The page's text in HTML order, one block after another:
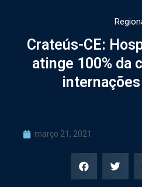
Crateús-CE:
atinge 100% da
internações
março 21, 2021